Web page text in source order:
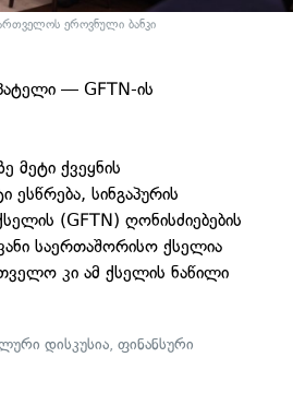
ეროვნული ბანკი
— GFTN-ის
მეტი ქვეყნის
სინგაპურის
(GFTN) ღონისძიებების
საერთაშორისო ქსელია
კი ამ ქსელის ნაწილი
დისკუსია,ფინანსური